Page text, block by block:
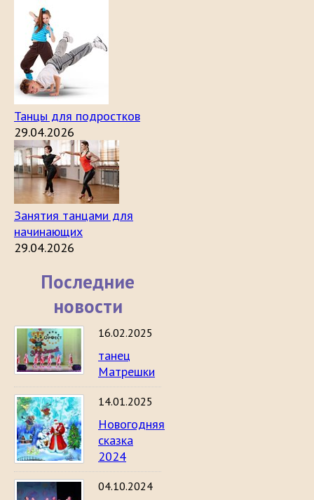
Танцы для подростков
29.04.2026
Занятия танцами для
начинающих
29.04.2026
Последние
новости
16.02.2025
танец
Матрешки
14.01.2025
Новогодняя
сказка
2024
04.10.2024